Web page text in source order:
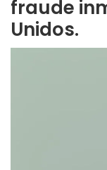
fraude
Unidos.